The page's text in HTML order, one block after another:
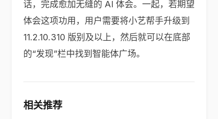
话，完成愈加无缝的 AI 体会。一起，若期望
体会这项功用，用户需要将小艺帮手升级到
11.2.10.310 版别及以上，然后就可以在底部
的“发现”栏中找到智能体广场。
相关推荐